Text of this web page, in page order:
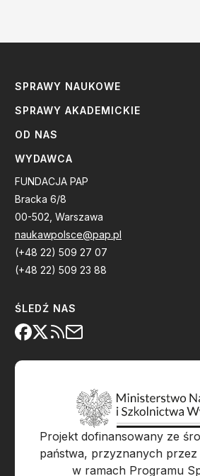
SPRAWY NAUKOWE
SPRAWY AKADEMICKIE
OD NAS
WYDAWCA
FUNDACJA PAP
Bracka 6/8
00-502, Warszawa
naukawpolsce@pap.pl
(+48 22) 509 27 07
(+48 22) 509 23 88
ŚLEDŹ NAS
Projekt dofinansowany ze
państwa, przyznanych
w ramach Programu